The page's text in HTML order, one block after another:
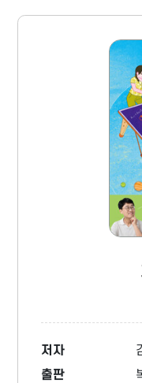
큰 혼란에 빠지는
저자
출판